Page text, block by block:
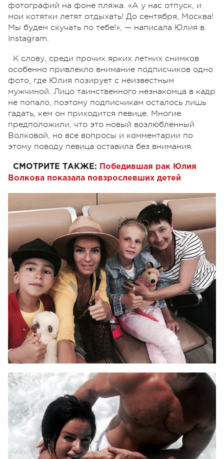
фотографий на фоне пляжа. «А у нас отпуск, и
мои котятки летят отдыхать! До сентября, Москва!
Мы будем скучать по тебе!», — написала Юлия в
Instagram.
К слову, среди прочих ярких летних снимков
особенно привлекло внимание подписчиков одно
фото, где Юлия позирует с неизвестным
мужчиной. Лицо таинственного незнакомца в кадр
не попало, поэтому подписчикам осталось лишь
гадать, кем он приходится певице. Многие
предположили, что это новый возлюбленный
Волковой, но все вопросы и комментарии по
этому поводу певица оставила без внимания.
СМОТРИТЕ ТАКЖЕ:
Победившая рак Юлия
Волкова показала повзрослевших детей